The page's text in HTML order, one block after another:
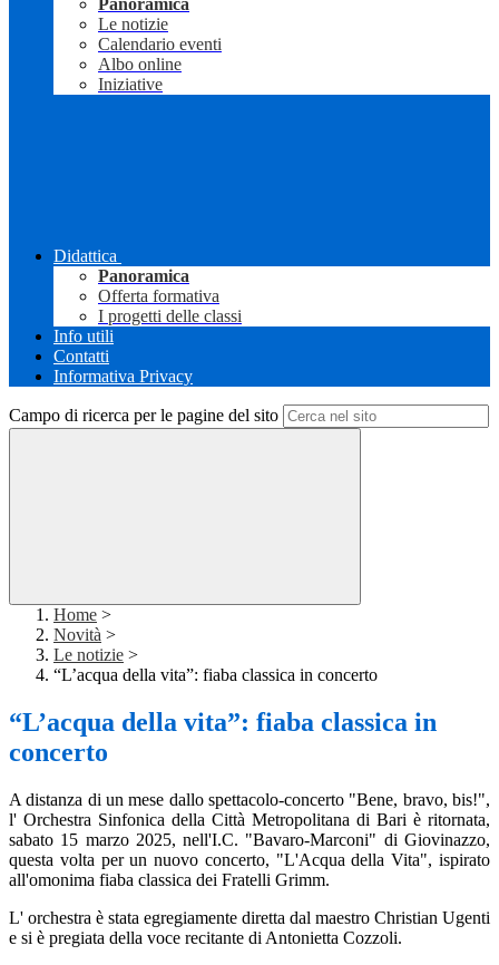
Panoramica
Le notizie
Calendario eventi
Albo online
Iniziative
Didattica
Panoramica
Offerta formativa
I progetti delle classi
Info utili
Contatti
Informativa Privacy
Campo di ricerca per le pagine del sito
Home >
Novità >
Le notizie >
“L’acqua della vita”: fiaba classica in concerto
“L’acqua della vita”: fiaba classica in
concerto
A distanza di un mese dallo spettacolo-concerto "Bene, bravo, bis!",
l' Orchestra Sinfonica della Città Metropolitana di Bari è ritornata,
sabato 15 marzo 2025, nell'I.C. "Bavaro-Marconi" di Giovinazzo,
questa volta per un nuovo concerto, "L'Acqua della Vita", ispirato
all'omonima fiaba classica dei Fratelli Grimm.
L' orchestra è stata egregiamente diretta dal maestro Christian Ugenti
e si è pregiata della voce recitante di Antonietta Cozzoli.